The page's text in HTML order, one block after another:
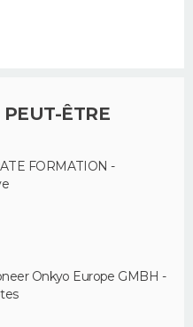
ÊTRE
FORMATION -
Onkyo Europe GMBH -